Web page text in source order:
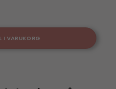
I VARUKORG